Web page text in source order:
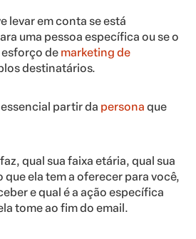
levar em conta se está
uma pessoa específica ou se o
esforço de marketing de
destinatários.
partir da persona que
qual sua faixa etária, qual sua
que ela tem a oferecer para você,
e qual é a ação específica
tome ao fim do email.